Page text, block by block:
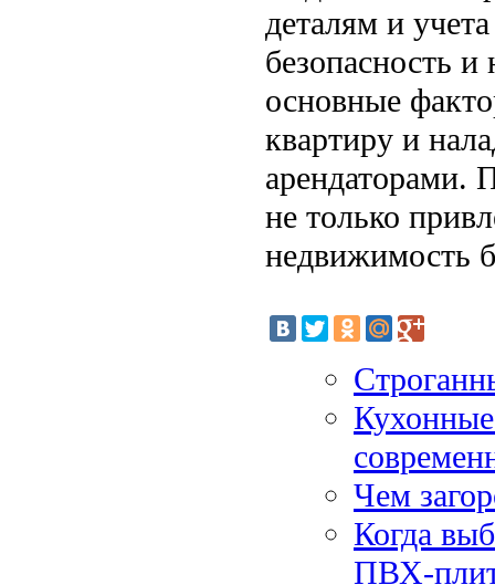
деталям и
безопасность
основные
квартиру и
арендаторами.
не только
недвижимость
Чем
Когда
ПВХ-